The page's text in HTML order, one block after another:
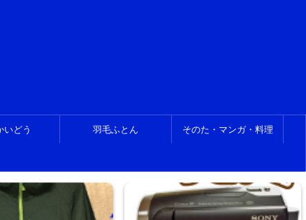
いどう 羽毛ふとん そのた・マンガ・料理